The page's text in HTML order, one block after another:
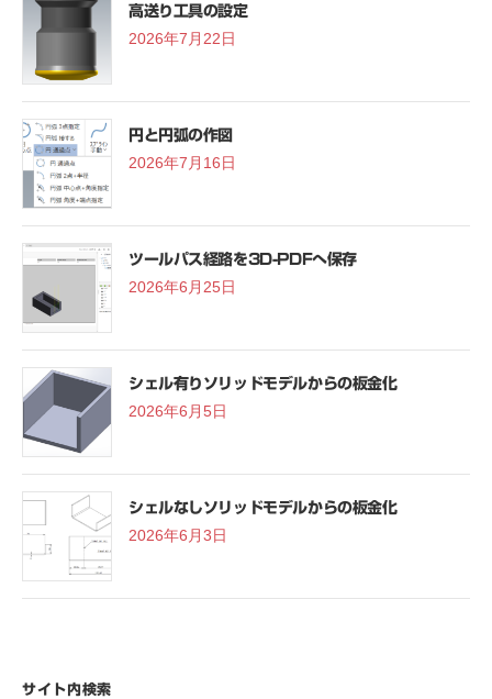
高送り工具の設定
2026年7月22日
円と円弧の作図
2026年7月16日
ツールパス経路を3D-PDFへ保存
2026年6月25日
シェル有りソリッドモデルからの板金化
2026年6月5日
シェルなしソリッドモデルからの板金化
2026年6月3日
サイト内検索